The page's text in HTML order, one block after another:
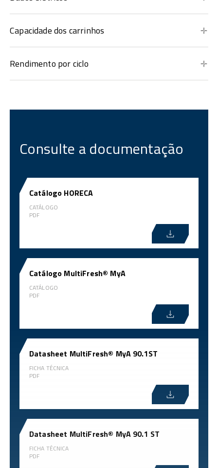
Capacidade dos carrinhos
Rendimento por ciclo
Consulte a documentação
Catálogo HORECA
CATÁLOGO
PDF
Catálogo MultiFresh® MyA
CATÁLOGO
PDF
Datasheet MultiFresh® MyA 90.1ST
FICHA TÉCNICA
PDF
Datasheet MultiFresh® MyA 90.1 ST
FICHA TÉCNICA
PDF